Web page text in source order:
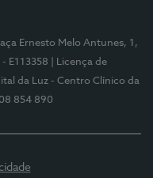
Ernesto Melo Antunes, 1,
- E113358
| Licença de
da Luz - Centro Clínico da
854 890